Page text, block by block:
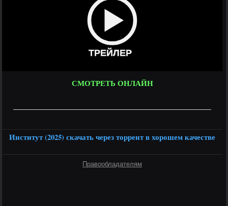
ТРЕЙЛЕР
СМОТРЕТЬ ОНЛАЙН
Институт (2025) скачать через торрент в хорошем качестве
Правообладателям